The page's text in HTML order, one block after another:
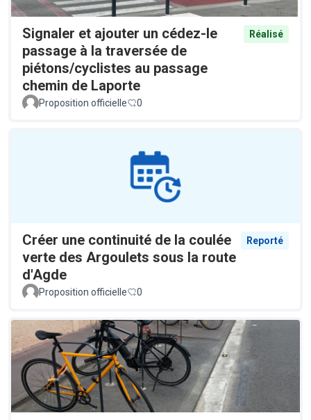
Signaler et ajouter un cédez-le
passage à la traversée de
piétons/cyclistes au passage
chemin de Laporte
Réalisé
Proposition officielle 0
Créer une continuité de la coulée
verte des Argoulets sous la route
d'Agde
Reporté
Proposition officielle 0